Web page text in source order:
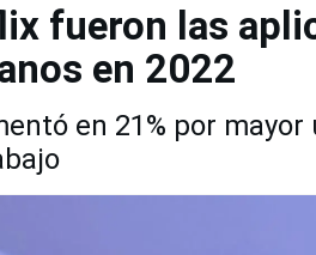
fueron las
en 2022
en 21% por mayor